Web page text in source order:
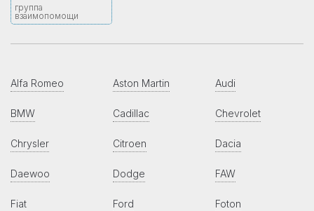
группа
взаимопомощи
Alfa Romeo Aston Martin Audi
BMW Cadillac Chevrolet
Chrysler Citroen Dacia
Daewoo Dodge FAW
Fiat Ford Foton